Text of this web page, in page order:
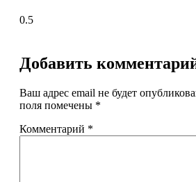
Добавить
Ваш адрес email не будет
поля помечены *
Комментарий *